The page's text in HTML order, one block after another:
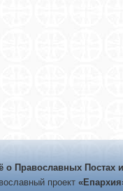
о Православных Постах
проект